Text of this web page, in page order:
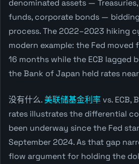
denominated assets —
funds, corporate bonds —
process. The 2022–2023 hiking
modern example: the Fed moved
16 months while the ECB lagged
the Bank of Japan held rates
没有什么. 美联储基金利率vs. ECB,
rates illustrates the differential
been underway since the Fed
September 2024. As that gap
flow argument for holding the